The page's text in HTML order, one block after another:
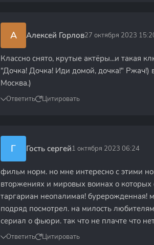
А Алексей Горлов27 октября 2023
Классно снято, крутые актёры...и такая
"Дочка! Дочка! Иди домой, дочка!" Ржач!)
Москва.)
Ответить Цитировать
Г Гость сергей1 октября 2023 06:24
фильм норм. но мне интересно с этими
вторжениях и мировых воинах о которых
таргариан неопалимая! бурерожденная!
подряд посмотрел. на милость
сериал о фьюри. так что не плачте что
Ответить Цитировать